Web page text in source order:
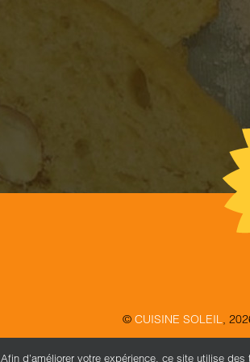
© CUISINE SOLEIL,
Afin d’améliorer votre expérience, ce site utilise